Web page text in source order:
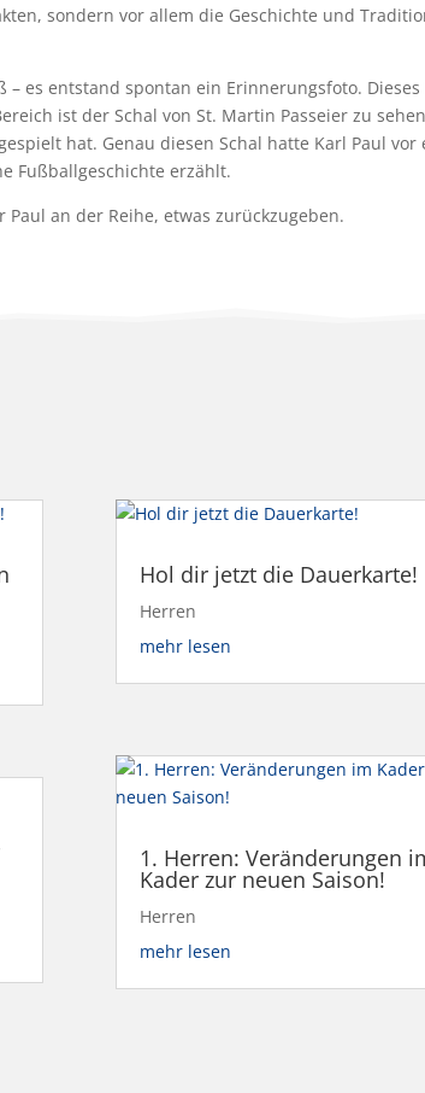
sondern vor allem die Geschichte und
– es entstand spontan ein Erinnerungsfoto.
ist der Schal von St. Martin Passeier zu
hat. Genau diesen Schal hatte Karl Paul vor
Fußballgeschichte erzählt.
an der Reihe, etwas zurückzugeben.
Hol dir jetzt die Dauerkarte!
Herren
mehr lesen
1. Herren: Veränderungen
Kader zur neuen Saison!
Herren
mehr lesen